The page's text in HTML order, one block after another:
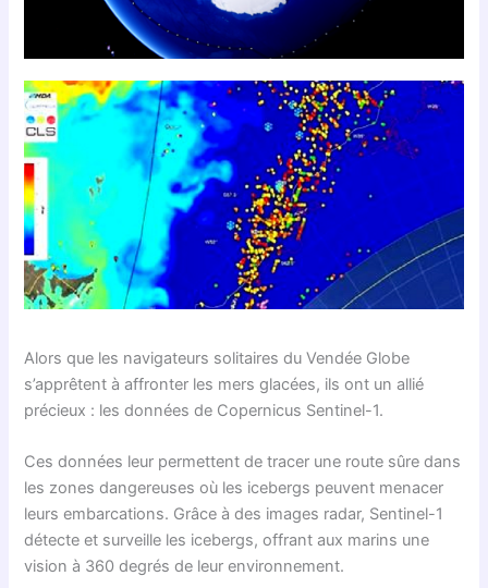
Alors que les navigateurs solitaires du Vendée Globe
s’apprêtent à affronter les mers glacées, ils ont un allié
précieux : les données de Copernicus Sentinel-1.
Ces données leur permettent de tracer une route sûre dans
les zones dangereuses où les icebergs peuvent menacer
leurs embarcations. Grâce à des images radar, Sentinel-1
détecte et surveille les icebergs, offrant aux marins une
vision à 360 degrés de leur environnement.